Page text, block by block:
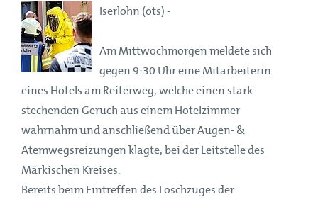
Iserlohn (ots) -
Am Mittwochmorgen meldete sich
gegen 9:30 Uhr eine Mitarbeiterin
eines Hotels am Reiterweg, welche einen stark
stechenden Geruch aus einem Hotelzimmer
wahrnahm und anschließend über Augen- &
Atemwegsreizungen klagte, bei der Leitstelle des
Märkischen Kreises.
Bereits beim Eintreffen des Löschzuges der